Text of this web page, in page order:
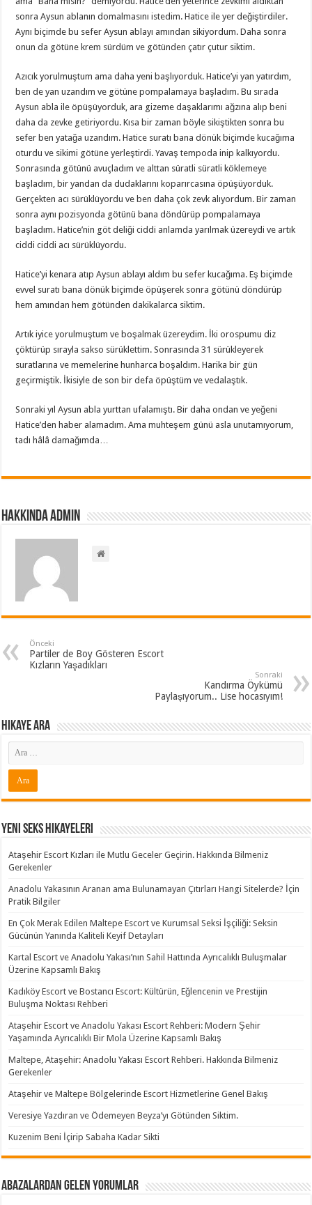
sonra Aysun ablanın domalmasını istedim. Hatice ile yer değiştirdiler.
Aynı biçimde bu sefer Aysun ablayı amından sikiyordum. Daha sonra
onun da götüne krem sürdüm ve götünden çatır çutur siktim.
Azıcık yorulmuştum ama daha yeni başlıyorduk. Hatice’yi yan yatırdım,
ben de yan uzandım ve götüne pompalamaya başladım. Bu sırada
Aysun abla ile öpüşüyorduk, ara gizeme daşaklarımı ağzına alıp beni
daha da zevke getiriyordu. Kısa bir zaman böyle sikiştikten sonra bu
sefer ben yatağa uzandım. Hatice suratı bana dönük biçimde kucağıma
oturdu ve sikimi götüne yerleştirdi. Yavaş tempoda inip kalkıyordu.
Sonrasında götünü avuçladım ve alttan süratli süratli köklemeye
başladım, bir yandan da dudaklarını koparırcasına öpüşüyorduk.
Gerçekten acı sürüklüyordu ve ben daha çok zevk alıyordum. Bir zaman
sonra aynı pozisyonda götünü bana döndürüp pompalamaya
başladım. Hatice’nin göt deliği ciddi anlamda yarılmak üzereydi ve artık
ciddi ciddi acı sürüklüyordu.
Hatice’yi kenara atıp Aysun ablayı aldım bu sefer kucağıma. Eş biçimde
evvel suratı bana dönük biçimde öpüşerek sonra götünü döndürüp
hem amından hem götünden dakikalarca siktim.
Artık iyice yorulmuştum ve boşalmak üzereydim. İki orospumu diz
çöktürüp sırayla sakso sürüklettim. Sonrasında 31 sürükleyerek
suratlarına ve memelerine hunharca boşaldım. Harika bir gün
geçirmiştik. İkisiyle de son bir defa öpüştüm ve vedalaştık.
Sonraki yıl Aysun abla yurttan ufalamıştı. Bir daha ondan ve yeğeni
Hatice’den haber alamadım. Ama muhteşem günü asla unutamıyorum,
tadı hâlâ damağımda…
Hakkında admin
Önceki
Partiler de Boy Gösteren Escort
Kızların Yaşadıkları
Sonraki
Kandırma Öykümü
Paylaşıyorum.. Lise hocasıyım!
Hikaye ARA
Yeni Seks Hikayeleri
Ataşehir Escort Kızları ile Mutlu Geceler Geçirin. Hakkında Bilmeniz
Gerekenler
Anadolu Yakasının Aranan ama Bulunamayan Çıtırları Hangi Sitelerde? İçin
Pratik Bilgiler
En Çok Merak Edilen Maltepe Escort ve Kurumsal Seksi İşçiliği: Seksin
Gücünün Yanında Kaliteli Keyif Detayları
Kartal Escort ve Anadolu Yakası’nın Sahil Hattında Ayrıcalıklı Buluşmalar
Üzerine Kapsamlı Bakış
Kadıköy Escort ve Bostancı Escort: Kültürün, Eğlencenin ve Prestijin
Buluşma Noktası Rehberi
Ataşehir Escort ve Anadolu Yakası Escort Rehberi: Modern Şehir
Yaşamında Ayrıcalıklı Bir Mola Üzerine Kapsamlı Bakış
Maltepe, Ataşehir: Anadolu Yakası Escort Rehberi. Hakkında Bilmeniz
Gerekenler
Ataşehir ve Maltepe Bölgelerinde Escort Hizmetlerine Genel Bakış
Veresiye Yazdıran ve Ödemeyen Beyza’yı Götünden Siktim.
Kuzenim Beni İçirip Sabaha Kadar Sikti
Abazalardan Gelen Yorumlar